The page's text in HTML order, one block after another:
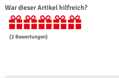
War dieser Artikel hilfreich?
(2 Bewertungen)